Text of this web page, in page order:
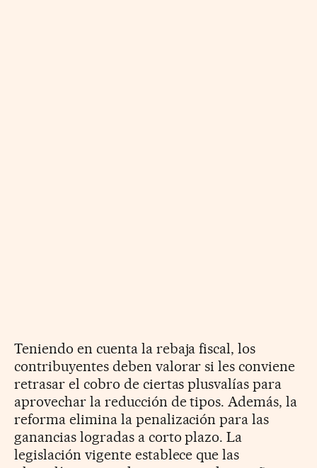
Teniendo en cuenta la rebaja fiscal, los
contribuyentes deben valorar si les conviene
retrasar el cobro de ciertas plusvalías para
aprovechar la reducción de tipos. Además, la
reforma elimina la penalización para las
ganancias logradas a corto plazo. La
legislación vigente establece que las